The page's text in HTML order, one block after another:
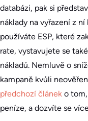
databázi, pak si
náklady na vyřazení z
používáte ESP, které
rate, vystavujete se
nákladů. Nemluvě o
kampaně kvůli
předchozí článek o
peníze, a dozvíte se